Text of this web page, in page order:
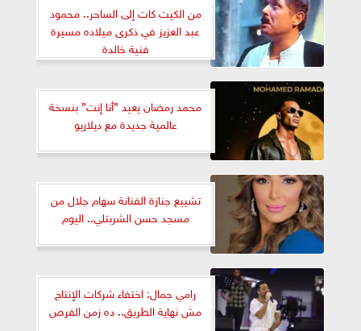
من الكيت كات إلى الساحر.. محمود
عبد العزيز في ذكرى ميلاده مسيرة
فنية خالدة
محمد رمضان يعيد ”أنا إنت” بنسخة
عالمية جديدة مع ديلاريو
تشييع جنازة الفنانة سهام جلال من
مسجد حسن الشربتلي.. اليوم
رامي جمال: اختفاء شركات الإنتاج
مش نهاية الطريق.. ده زمن الفرص